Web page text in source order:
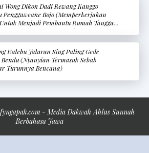
Wong Dikon Dadi Rewang Kanggo
Penggaweane Bojo (Memperkerjakan
Menjadi Pembantu Rumah Tangga
Membantu Pekerjaan Istri)
Kalebu Jalaran Sing Paling Gede
(Nyanyian Termasuk Sebab
Turunnya Bencana)
- Media Dakwah Ahlus Sunnah
Berbahasa Jawa